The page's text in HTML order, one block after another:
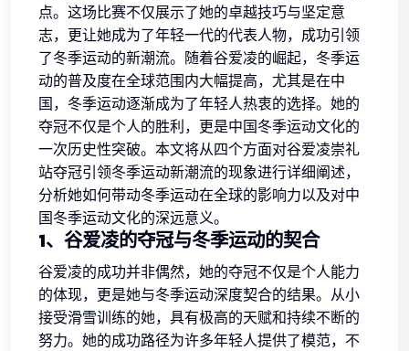
点。这场比赛不仅展示了她的卓越技巧与坚定意
志，更让她成为了年轻一代的代表人物，成功引领
了冬季运动的新潮流。随着谷爱凌的崛起，冬季运
动的普及度在全球范围内大幅提高，尤其是在中
国，冬季运动逐渐成为了年轻人热衷的选择。她的
夺冠不仅是个人的胜利，更是中国冬季运动文化的
一次历史性突破。本文将从四个方面对谷爱凌崇礼
站夺冠引领冬季运动新潮流的现象进行详细阐述，
分析她如何带动冬季运动在全球的影响力以及对中
国冬季运动文化的深远意义。
1、谷爱凌的夺冠与冬季运动的契合
谷爱凌的成功并非偶然，她的夺冠不仅是个人能力
的体现，更是她与冬季运动深度契合的结果。从小
接受滑雪训练的她，具有极高的天赋和持续不断的
努力。她的成功路径为许多年轻人提供了模范，不